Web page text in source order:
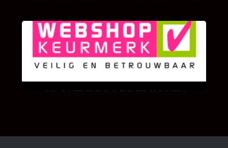
KLANT BEOORDELINGEN
We zijn er zeer op gesteld om te weten wat u
als klant van ons en onze diensten vindt.